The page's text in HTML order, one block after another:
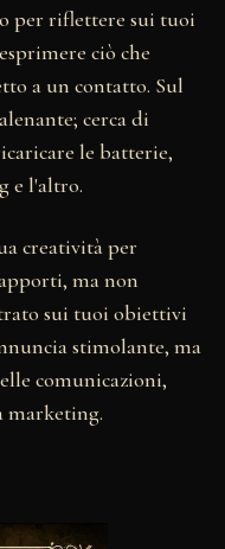
per riflettere sui tuoi
ciò che
a un contatto. Sul
cerca di
le batterie,
e l'altro.
creatività per
ma non
sui tuoi obiettivi
stimolante, ma
comunicazioni,
marketing.